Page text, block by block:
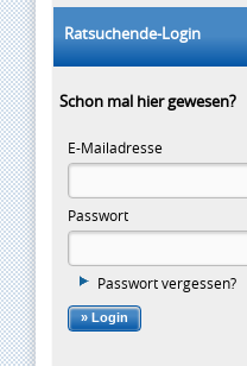
Ratsuchende-Login
Schon mal hier gewesen?
E-Mailadresse
Passwort
Passwort vergessen?